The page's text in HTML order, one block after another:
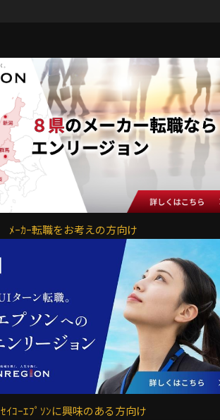
ﾒｰｶｰ転職をお考えの方向け
ｾｲｺｰｴﾌﾟｿﾝに興味のある方向け